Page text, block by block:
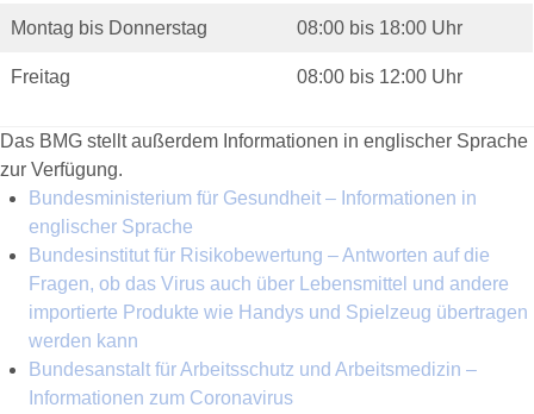
Montag bis Donnerstag 08:00 bis 18:00 Uhr
Freitag 08:00 bis 12:00 Uhr
Das BMG stellt außerdem Informationen in englischer Sprache
zur Verfügung.
Bundesministerium für Gesundheit – Informationen in
englischer Sprache
Bundesinstitut für Risikobewertung – Antworten auf die
Fragen, ob das Virus auch über Lebensmittel und andere
importierte Produkte wie Handys und Spielzeug übertragen
werden kann
Bundesanstalt für Arbeitsschutz und Arbeitsmedizin –
Informationen zum Coronavirus